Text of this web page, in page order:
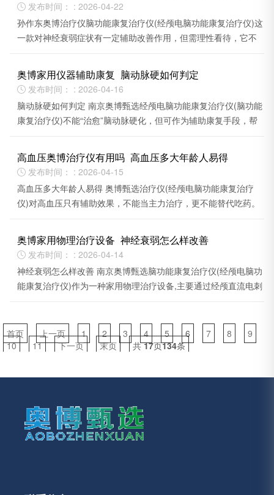
 发布时间： : 2026-04-22
孙作东奥博治疗仪脑功能康复治疗仪(经颅电脑功能康复治疗仪)这
一款对神经衰弱症状有一定辅助改善作用，但需理性看待，它不
奥博家用仪器辅助康复_脑动脉硬如何判定
 发布时间： : 2026-04-16
脑动脉硬如何判定 南京奥博甄选经颅电脑功能康复治疗仪(脑功能
康复治疗仪)不能“治愈”脑动脉硬化，但可作为辅助康复手段，帮
高血压奥博治疗仪有用吗_高血压多大年龄人易得
 发布时间： : 2026-04-15
高血压多大年龄人易得 奥博甄选治疗仪(经颅电脑功能康复治疗
仪)对高血压只有辅助效果，不能当主力治疗，更不能替代吃药。
奥博家用物理治疗设备_神经衰弱怎么样改善
 发布时间： : 2026-04-14
神经衰弱怎么样改善 南京奥博甄选脑功能康复治疗仪(经颅电脑功
能康复治疗仪)作为一种家用物理治疗设备,主要通过经颅直流电刺
首页 上一页 1 2 3 4 5 6 7 8
9
10
11 下一页 末页 共17页134条